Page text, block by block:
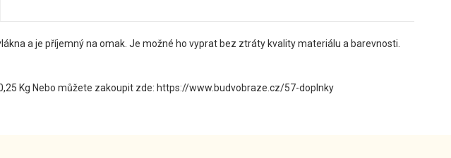
a je příjemný na omak. Je možné ho vyprat bez ztráty kvality materiálu a barevnosti.
Kg Nebo můžete zakoupit zde: https://www.budvobraze.cz/57-doplnky